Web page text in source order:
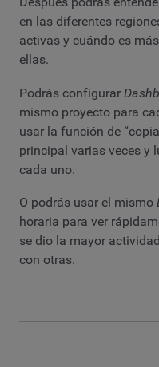
en las diferentes
activas y cuándo es
ellas.
Podrás configurar
mismo proyecto para
usar la función de
principal varias veces y
cada uno.
O podrás usar el mismo
horaria para ver
se dio la mayor
con otras.